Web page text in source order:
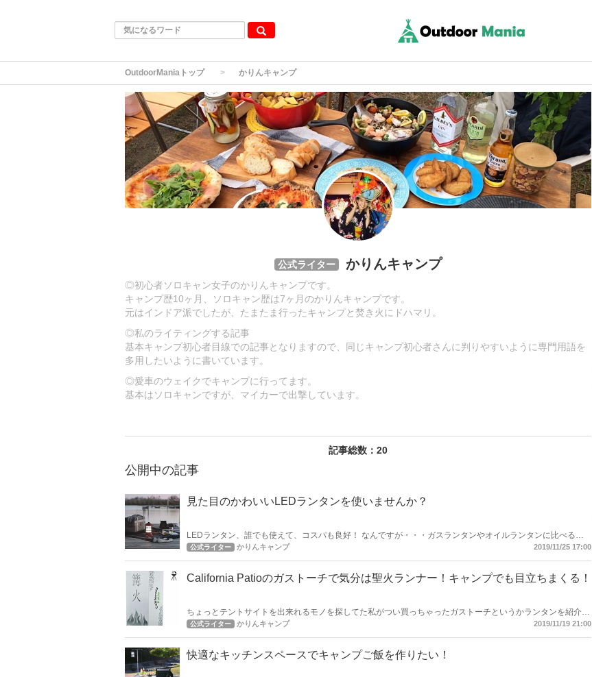
OutdoorManiaトップ かりんキャンプ
公式ライター かりんキャンプ
◎初心者ソロキャン女子のかりんキャンプです。
キャンプ歴10ヶ月、ソロキャン歴は7ヶ月のかりんキャンプです。
元はインドア派でしたが、たまたま行ったキャンプと焚き火にドハマリ。
◎私のライティングする記事
基本キャンプ初心者目線での記事となりますので、同じキャンプ初心者さんに判りやすいように専門用語を
多用したいように書いています。
◎愛車のウェイクでキャンプに行ってます。
基本はソロキャンですが、マイカーで出撃しています。
記事総数：20
公開中の記事
見た目のかわいいLEDランタンを使いませんか？
LEDランタン、誰でも使えて、コスパも良好！ なんですが・・・ガスランタンやオイルランタンに比べると
どーもデザインが 無機質というか、メカメカしいというか・・・私にはビビッとこないデザインが多いので
公式ライター かりんキャンプ 2019/11/25 17:00
California Patioのガストーチで気分は聖火ランナー！キャンプでも目立ちまくる！
ちょっとテントサイトを出来れるモノを探してた私がつい買っちゃったガストーチというかランタンを紹介し
たいとおもいます！ California Patio（カリフォルニアパティオ）のガストーチ？ガスランタン？聖火みたい
公式ライター かりんキャンプ 2019/11/19 21:00
快適なキッチンスペースでキャンプご飯を作りたい！